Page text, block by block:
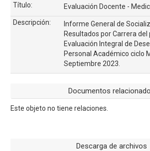
Título:
Evaluación Docente -
Descripción:
Informe General de
Resultados por Carrera del
Evaluación Integral de
Personal Académico ciclo
Septiembre 2023.
Documentos
Este objeto no tiene relaciones.
Descarga de archivos